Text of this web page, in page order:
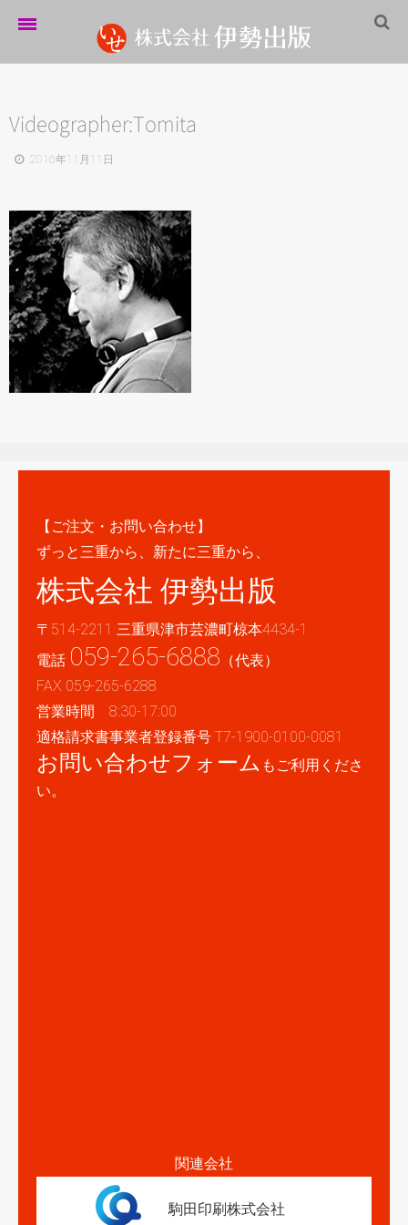
伊勢出版だより
営業案内
企業情報
採用情報
パートナーシップ
お問い合わせ
サイトマップ
Videographer:Tomita
2016年11月11日
【ご注文・お問い合わせ】
ずっと三重から、新たに三重から、
株式会社 伊勢出版
〒514-2211 三重県津市芸濃町椋本4434-1
電話 059-265-6888 （代表）
FAX 059-265-6288
営業時間 8:30-17:00
適格請求書事業者登録番号 T7-1900-0100-0081
お問い合わせフォーム もご利用くださ
い。
関連会社
駒田印刷株式会社